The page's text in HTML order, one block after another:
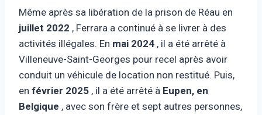
Même après sa libération de la prison de Réau en
juillet 2022 , Ferrara a continué à se livrer à des
activités illégales. En mai 2024 , il a été arrêté à
Villeneuve-Saint-Georges pour recel après avoir
conduit un véhicule de location non restitué. Puis,
en février 2025 , il a été arrêté à Eupen, en
Belgique , avec son frère et sept autres personnes,